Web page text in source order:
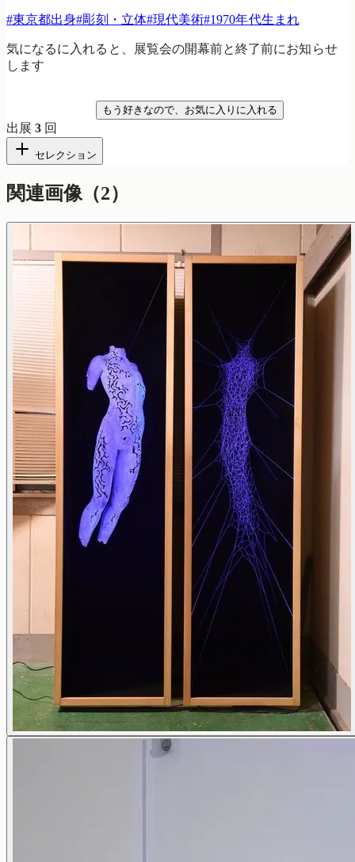
#東京都出身#彫刻・立体#現代美術#1970年代生まれ
気になるに入れると、展覧会の開幕前と終了前にお知らせ
します
もう好きなので、お気に入りに入れる
出展3 回
セレクション
関連画像（2）